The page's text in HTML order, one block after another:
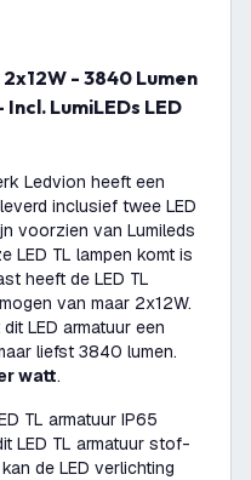
LumiLEDs LED
Ledvion heeft een
inclusief twee LED
voorzien van Lumileds
LED TL lampen komt is
heeft de LED TL
van maar 2x12W.
LED armatuur een
liefst 3840 lumen.
watt.
TL armatuur IP65
LED TL armatuur stof-
de LED verlichting